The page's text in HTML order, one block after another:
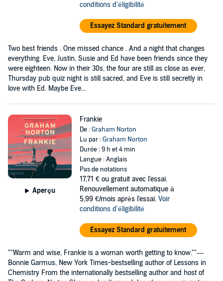
conditions d'éligibilité
Essayez Standard gratuitement
Two best friends . One missed chance . And a night that changes
everything. Eve, Justin, Susie and Ed have been friends since they
were eighteen. Now in their 30s, the four are still as close as ever,
Thursday pub quiz night is still sacred, and Eve is still secretly in
love with Ed. Maybe Eve...
Aperçu
Frankie
De :Graham Norton
Lu par :Graham Norton
Durée : 9 h et 4 min
Langue : Anglais
Pas de notations
17,71 € ou gratuit avec l'essai.
Renouvellement automatique à
5,99 €/mois après l'essai. Voir
conditions d'éligibilité
Essayez Standard gratuitement
""Warm and wise, Frankie is a woman worth getting to know.""—
Bonnie Garmus, New York Times-bestselling author of Lessons in
Chemistry From the internationally bestselling author and host of